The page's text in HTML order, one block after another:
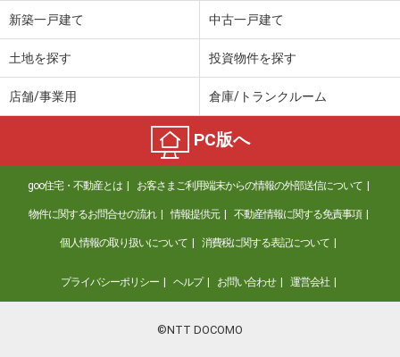
新築一戸建て 中古一戸建て
土地を探す 投資物件を探す
店舗/事業用 倉庫/トランクルーム
PC版へ
goo住宅・不動産とは お客さまご利用端末からの情報の外部送信について
物件に関するお問合せの流れ 情報提供元 不動産情報に関する免責事項
個人情報の取り扱いについて 消費税に関する表記について
プライバシーポリシー ヘルプ お問い合わせ 運営会社
©NTT DOCOMO